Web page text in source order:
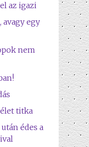
az igazi
avagy egy
nem
titka
édes a